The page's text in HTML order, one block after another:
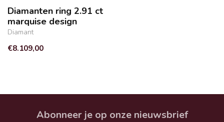
Diamanten ring 2.91 ct
marquise design
Diamant
€8.109,00
Abonneer je op onze nieuwsbrief